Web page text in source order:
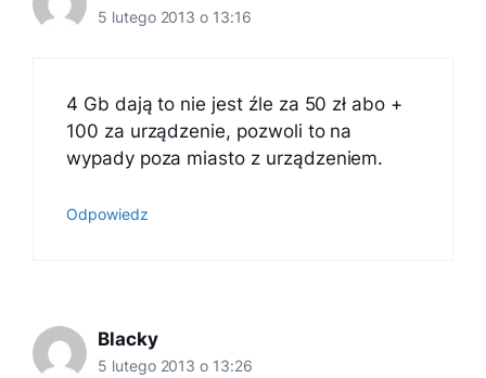
5 lutego 2013 o 13:16
4 Gb dają to nie jest źle za 50 zł abo +
100 za urządzenie, pozwoli to na
wypady poza miasto z urządzeniem.
Odpowiedz
Blacky
5 lutego 2013 o 13:26